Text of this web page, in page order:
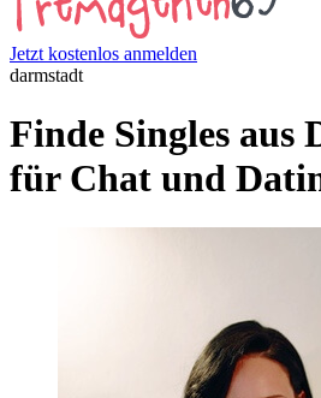
Jetzt kostenlos anmelden
darmstadt
Finde Singles aus
für Chat und